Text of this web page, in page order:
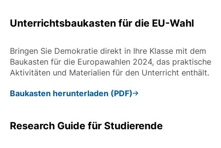
Unterrichtsbaukasten für die EU-Wahl
Bringen Sie Demokratie direkt in Ihre Klasse mit dem
Baukasten für die Europawahlen 2024, das praktische
Aktivitäten und Materialien für den Unterricht enthält.
Baukasten herunterladen (PDF)
Research Guide für Studierende